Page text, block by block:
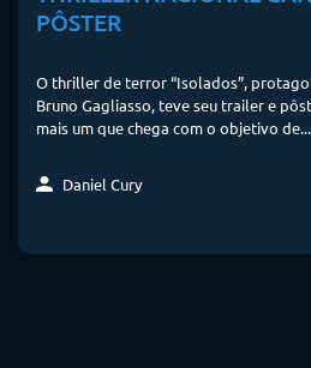
PÔSTER
O thriller de terror “Isolados”,
Bruno Gagliasso, teve seu trailer e
mais um que chega com o objetivo de...
Daniel Cury